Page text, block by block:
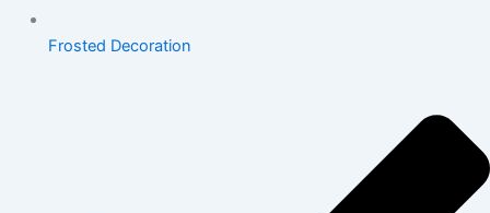
Frosted Decoration